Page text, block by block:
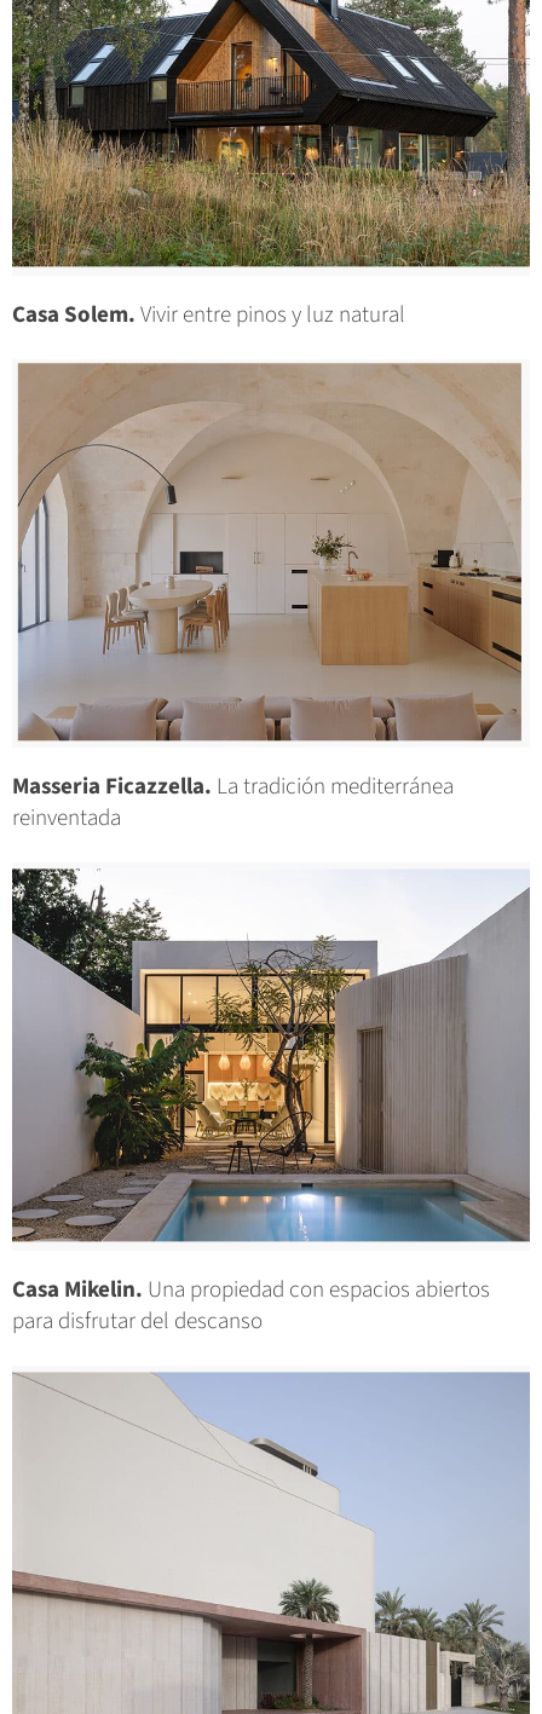
Casa Solem.Vivir entre pinos y luz natural
Masseria Ficazzella. La tradición mediterránea
reinventada
Casa Mikelin. Una propiedad con espacios abiertos
para disfrutar del descanso